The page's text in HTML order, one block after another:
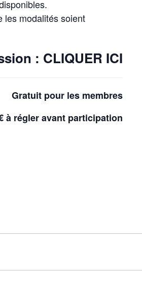
les modalités soient
: CLIQUER ICI
Gratuit pour les membres
à régler avant participation